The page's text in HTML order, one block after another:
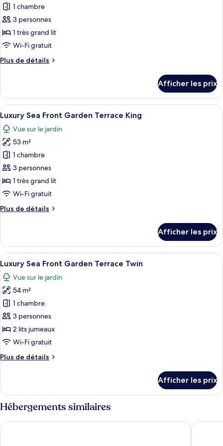
pour
ce
type
de
chambre :
Luxury
1 chambre
3 personnes
1 très grand lit
Wi-Fi gratuit
Plus de détails
Plus
Luxury
Seafront
King
Afficher les prix
Afficher
toutes
les
photos
pour
ce
type
de
chambre :
Luxury
Garden
Terrace
King
Une salle de bain moderne avec un
7
Luxury Sea Front Garden Terrace King
Vue sur le jardin
53 m²
1 chambre
3 personnes
1 très grand lit
Wi-Fi gratuit
Plus de détails
Plus
Luxury
Sea
Front
Garden
Terrace
King
Afficher les prix
Afficher
toutes
les
photos
pour
ce
type
de
chambre :
Luxury
Garden
Terrace
Une salle de bain moderne avec un
7
Luxury Sea Front Garden Terrace Twin
Vue sur le jardin
54 m²
1 chambre
3 personnes
2 lits jumeaux
Wi-Fi gratuit
Plus de détails
Plus
Luxury
Sea
Front
Terrace
Afficher les prix
Hébergements similaires
Taj Bentota Resort & Spa Thaala